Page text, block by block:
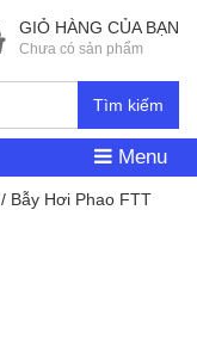
Tìm kiếm
GIỎ HÀNG CỦA BẠN
Chưa có sản phẩm
Menu
/ Bẫy Hơi Phao FTT